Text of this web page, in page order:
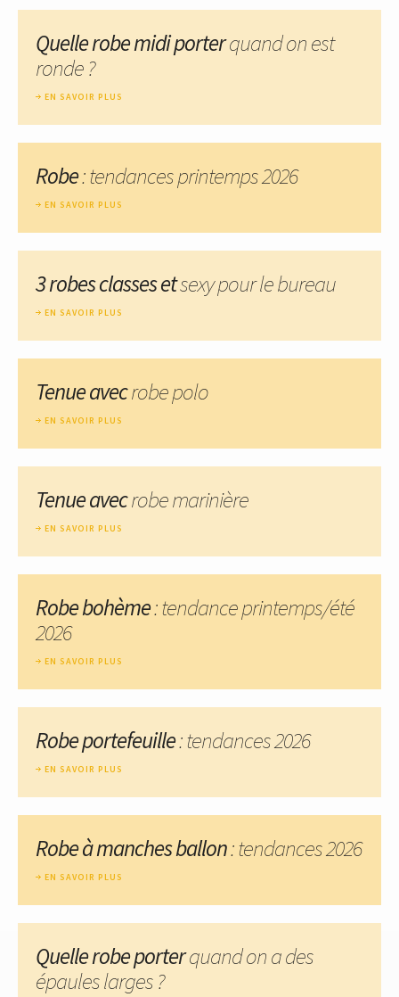
Quelle robe midi porterquand on est
ronde ?
EN SAVOIR PLUS
Robe: tendances printemps 2026
EN SAVOIR PLUS
3 robes classes etsexy pour le bureau
EN SAVOIR PLUS
Tenue avecrobe polo
EN SAVOIR PLUS
Tenue avecrobe marinière
EN SAVOIR PLUS
Robe bohème: tendance printemps/été
2026
EN SAVOIR PLUS
Robe portefeuille: tendances 2026
EN SAVOIR PLUS
Robe à manches ballon: tendances 2026
EN SAVOIR PLUS
Quelle robe porterquand on a des
épaules larges ?